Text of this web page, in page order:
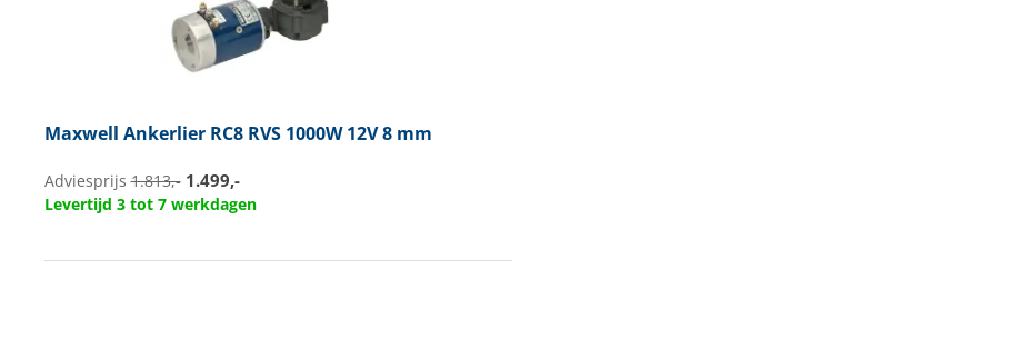
Maxwell Ankerlier RC8 RVS 1000W 12V 8 mm
Adviesprijs1.813,- 1.499,-
Levertijd 3 tot 7 werkdagen